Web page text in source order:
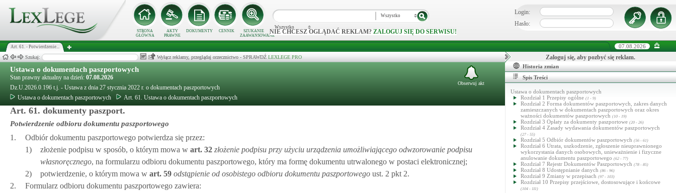
STRONA
GŁÓWNA
AKTY
PRAWNE
DOKUMENTY CENNIK
SZUKANIE
ZAAWANSOWANE
Wszystko
Wszystko
NIE CHCESZ OGLĄDAĆ REKLAM? ZALOGUJ SIĘ DO SERWISU!
Login:
Hasło:
Art. 61. - Potwierdzenie... 07.08.2026
Szukaj: Wyłącz reklamy, przeglądaj orzecznictwo - SPRAWDŹ LEXLEGE PRO
Ustawa o dokumentach paszportowych
Stan prawny aktualny na dzień: 07.08.2026
Dz.U.2026.0.196 t.j. - Ustawa z dnia 27 stycznia 2022 r. o dokumentach paszportowych
Ustawa o dokumentach paszportowych
Art. 61. Ustawa o dokumentach paszportowych
Obserwuj akt
Art. 61. dokumenty paszport.
Potwierdzenie odbioru dokumentu paszportowego
1.
Odbiór dokumentu paszportowego potwierdza się przez:
1)
złożenie podpisu w sposób, o którym mowa w art. 32 złożenie podpisu przy użyciu urządzenia umożliwiającego odwzorowanie podpisu
własnoręcznego, na formularzu odbioru dokumentu paszportowego, który ma formę dokumentu utrwalonego w postaci elektronicznej;
2)
potwierdzenie, o którym mowa w art. 59 odstąpienie od osobistego odbioru dokumentu paszportowego ust. 2 pkt 2.
2.
Formularz odbioru dokumentu paszportowego zawiera:
Zaloguj się, aby pozbyć się reklam.
Historia zmian
Spis Treści
Ustawa o dokumentach paszportowych
Rozdział 1 Przepisy ogólne (1 - 9)
Rozdział 2 Forma dokumentów paszportowych, zakres danych
zamieszczanych w dokumentach paszportowych oraz okres
ważności dokumentów paszportowych (10 - 19)
Rozdział 3 Opłaty za dokumenty paszportowe (20 - 26)
Rozdział 4 Zasady wydawania dokumentów paszportowych
(27 - 55)
Rozdział 5 Odbiór dokumentów paszportowych (56 - 61)
Rozdział 6 Utrata, uszkodzenie, zgłoszenie nieuprawnionego
wykorzystania danych osobowych, unieważnienie i fizyczne
anulowanie dokumentu paszportowego (62 - 77)
Rozdział 7 Rejestr Dokumentów Paszportowych (78 - 85)
Rozdział 8 Udostępnianie danych (86 - 96)
Rozdział 9 Zmiany w przepisach (97 - 103)
Rozdział 10 Przepisy przejściowe, dostosowujące i końcowe
(104 - 111)